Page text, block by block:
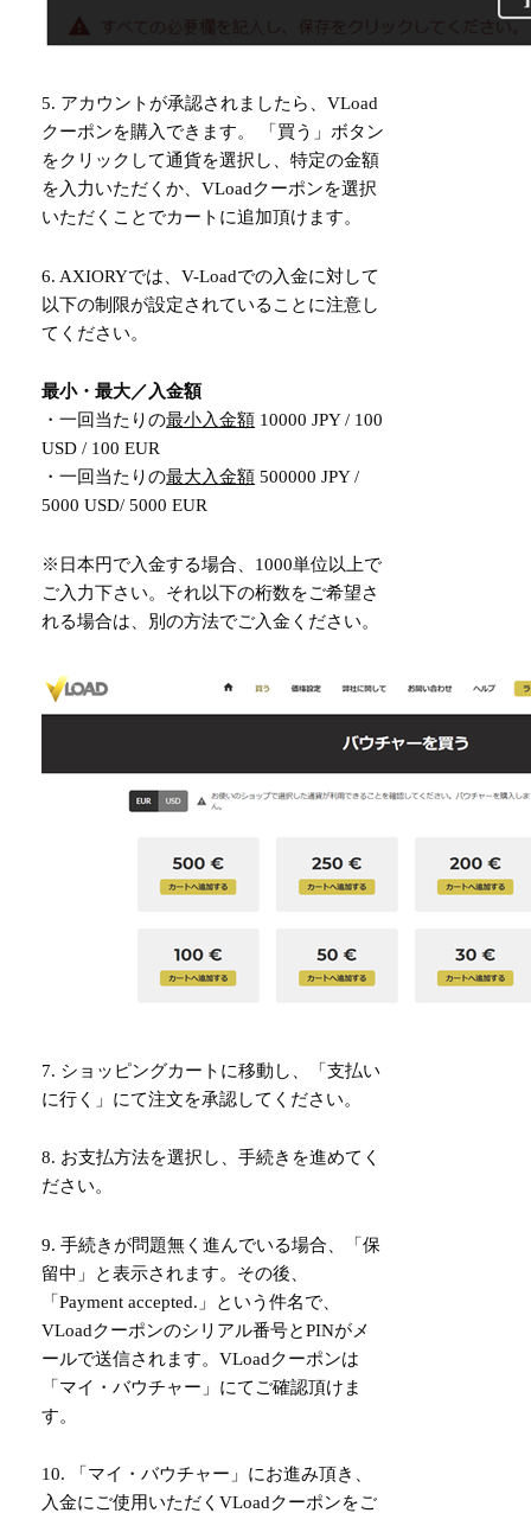
5. アカウントが承認されましたら、VLoad
クーポンを購入できます。 「買う」ボタン
をクリックして通貨を選択し、特定の金額
を入力いただくか、VLoadクーポンを選択
いただくことでカートに追加頂けます。
6. AXIORYでは、V-Loadでの入金に対して
以下の制限が設定されていることに注意し
てください。
最小・最大／入金額
・一回当たりの最小入金額 10000 JPY / 100
USD / 100 EUR
・一回当たりの最大入金額 500000 JPY /
5000 USD/ 5000 EUR
※日本円で入金する場合、1000単位以上で
ご入力下さい。それ以下の桁数をご希望さ
れる場合は、別の方法でご入金ください。
7. ショッピングカートに移動し、「支払い
に行く」にて注文を承認してください。
8. お支払方法を選択し、手続きを進めてく
ださい。
9. 手続きが問題無く進んでいる場合、「保
留中」と表示されます。その後、
「Payment accepted.」という件名で、
VLoadクーポンのシリアル番号とPINがメ
ールで送信されます。VLoadクーポンは
「マイ・バウチャー」にてご確認頂けま
す。
10. 「マイ・バウチャー」にお進み頂き、
入金にご使用いただくVLoadクーポンをご